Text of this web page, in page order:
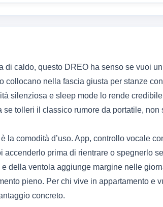
di caldo, questo DREO ha senso se vuoi
collocano nella fascia giusta per stanze
silenziosa e sleep mode lo rende
tolleri il classico rumore da portatile,
la comodità d’uso. App, controllo vocale
prima di rientrare o spegnerlo
della ventola aggiunge margine nelle
pieno. Per chi vive in appartamento e
concreto.